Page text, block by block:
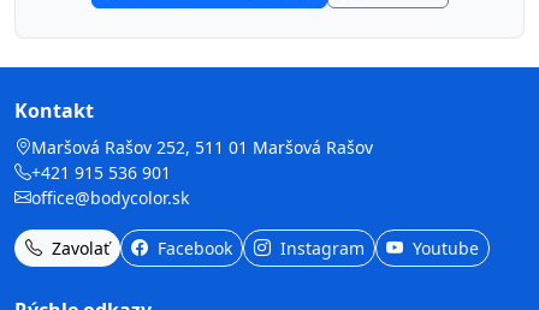
Kontakt
Maršová Rašov 252, 511 01 Maršová Rašov
+421 915 536 901
office@bodycolor.sk
Zavolať Facebook Instagram Youtube